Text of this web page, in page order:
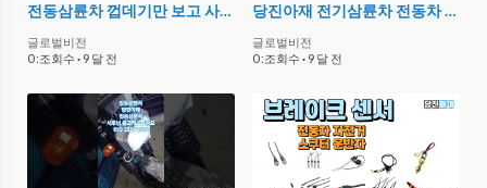
전동삼륜차 껍데기만 보고 사면 안되는이유 당진아재 전동삼륜차 이야기
글로벌비전
0 :조회수 · 9 달 전
당진아재 전기삼륜차 전동차 72V 고출력
글로벌비전
0 :조회수 · 9 달 전